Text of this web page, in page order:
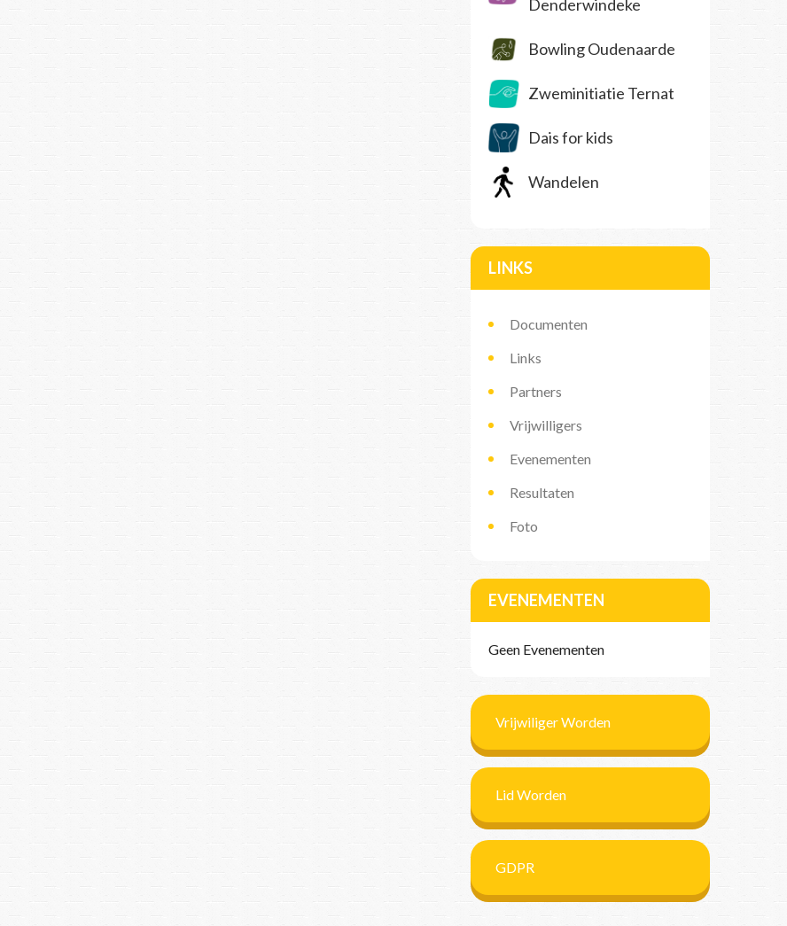
Denderwindeke
Bowling Oudenaarde
Zweminitiatie Ternat
Dais for kids
Wandelen
LINKS
Documenten
Links
Partners
Vrijwilligers
Evenementen
Resultaten
Foto
EVENEMENTEN
Geen Evenementen
Vrijwiliger Worden
Lid Worden
GDPR